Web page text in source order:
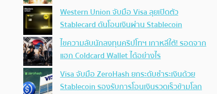
Western Union จับมือ Visa ลุยเปิดตัว
Stablecard ดันโอนเงินผ่าน Stablecoin
ไขความลับนักลงทุนคริปโทฯ เกาหลีใต้! รอดจาก
แฮก Coldcard Wallet ได้อย่างไร
Visa จับมือ ZeroHash ยกระดับชำระเงินด้วย
Stablecoin รองรับการโอนเงินรวดเร็วข้ามโลก